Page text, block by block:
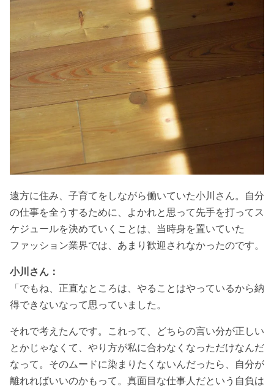
遠方に住み、子育てをしながら働いていた小川さん。自分
の仕事を全うするために、よかれと思って先手を打ってス
ケジュールを決めていくことは、当時身を置いていた
ファッション業界では、あまり歓迎されなかったのです。
小川さん：
「でもね、正直なところは、やることはやっているから納
得できないなって思っていました。
それで考えたんです。これって、どちらの言い分が正しい
とかじゃなくて、やり方が私に合わなくなっただけなんだ
なって。そのムードに染まりたくないんだったら、自分が
離れればいいのかもって。真面目な仕事人だという自負は